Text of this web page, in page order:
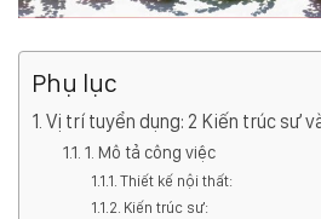
Phụ lục
Vị trí tuyển dụng: 2 Kiến trúc sư
1. Mô tả công việc
Thiết kế nội thất:
Kiến trúc sư: